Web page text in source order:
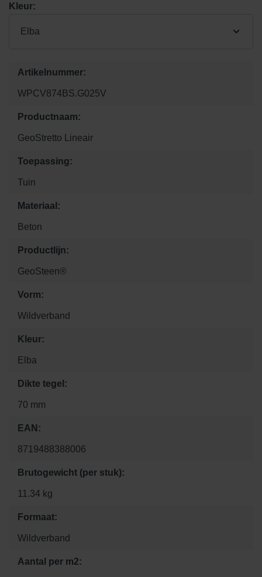
Kleur:
Elba
Artikelnummer:
WPCV874BS.G025V
Productnaam:
GeoStretto Lineair
Toepassing:
Tuin
Materiaal:
Beton
Productlijn:
GeoSteen®
Vorm:
Wildverband
Kleur:
Elba
Dikte tegel:
70 mm
EAN:
8719488388006
Brutogewicht (per stuk):
11.34 kg
Formaat:
Wildverband
Aantal per m2: